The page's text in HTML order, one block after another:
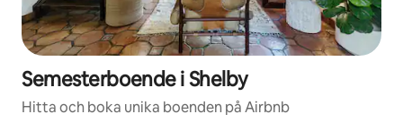
Semesterboende i Shelby
Hitta och boka unika boenden på Airbnb